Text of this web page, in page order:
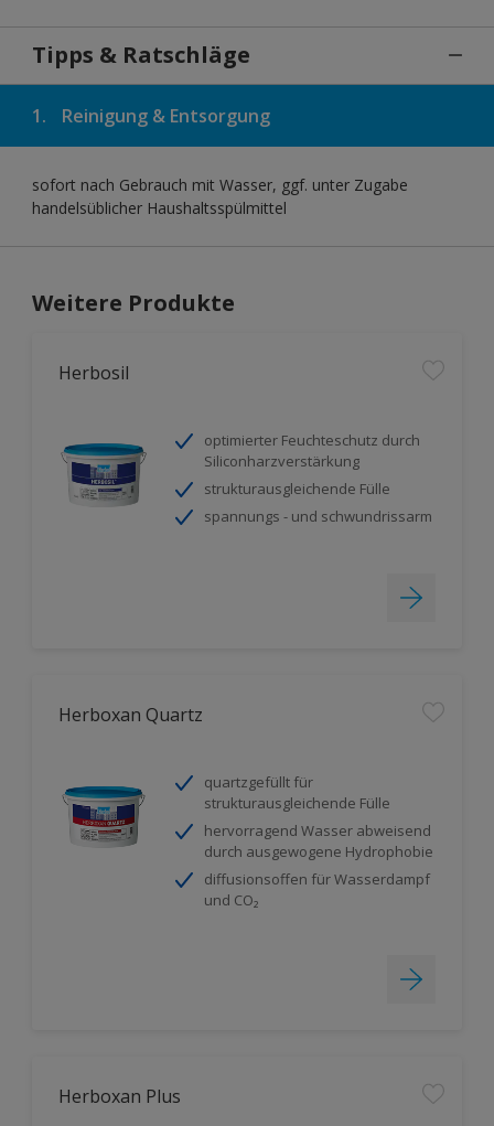
Tipps & Ratschläge
1. Reinigung & Entsorgung
sofort nach Gebrauch mit Wasser, ggf. unter Zugabe
handelsüblicher Haushaltsspülmittel
Weitere Produkte
Herbosil
optimierter Feuchteschutz durch
Siliconharzverstärkung
strukturausgleichende Fülle
spannungs - und schwundrissarm
Herboxan Quartz
quartzgefüllt für
strukturausgleichende Fülle
hervorragend Wasser abweisend
durch ausgewogene Hydrophobie
diffusionsoffen für Wasserdampf
und CO₂
Herboxan Plus